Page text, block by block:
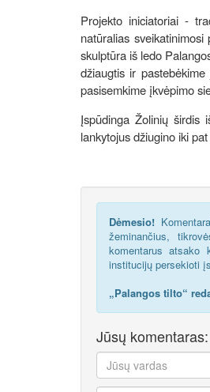
Projekto iniciatoriai -
natūralias
skulptūra iš ledo
džiaugtis ir
pasisemkime įkvėpimo
Įspūdinga Žolinių širdis
lankytojus džiugino iki
Dėmesio!
žeminančius,
komentarus atsako
institucijų persekioti
„Palangos tilto“
Jūsų komentaras: